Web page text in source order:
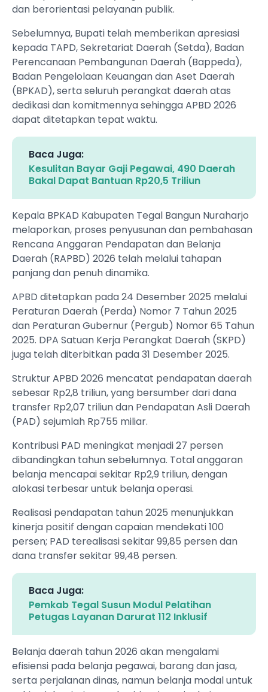
dan berorientasi pelayanan publik.
Sebelumnya, Bupati telah memberikan apresiasi
kepada TAPD, Sekretariat Daerah (Setda), Badan
Perencanaan Pembangunan Daerah (Bappeda),
Badan Pengelolaan Keuangan dan Aset Daerah
(BPKAD), serta seluruh perangkat daerah atas
dedikasi dan komitmennya sehingga APBD 2026
dapat ditetapkan tepat waktu.
Baca Juga:
Kesulitan Bayar Gaji Pegawai, 490 Daerah
Bakal Dapat Bantuan Rp20,5 Triliun
Kepala BPKAD Kabupaten Tegal Bangun Nuraharjo
melaporkan, proses penyusunan dan pembahasan
Rencana Anggaran Pendapatan dan Belanja
Daerah (RAPBD) 2026 telah melalui tahapan
panjang dan penuh dinamika.
APBD ditetapkan pada 24 Desember 2025 melalui
Peraturan Daerah (Perda) Nomor 7 Tahun 2025
dan Peraturan Gubernur (Pergub) Nomor 65 Tahun
2025. DPA Satuan Kerja Perangkat Daerah (SKPD)
juga telah diterbitkan pada 31 Desember 2025.
Struktur APBD 2026 mencatat pendapatan daerah
sebesar Rp2,8 triliun, yang bersumber dari dana
transfer Rp2,07 triliun dan Pendapatan Asli Daerah
(PAD) sejumlah Rp755 miliar.
Kontribusi PAD meningkat menjadi 27 persen
dibandingkan tahun sebelumnya. Total anggaran
belanja mencapai sekitar Rp2,9 triliun, dengan
alokasi terbesar untuk belanja operasi.
Realisasi pendapatan tahun 2025 menunjukkan
kinerja positif dengan capaian mendekati 100
persen; PAD terealisasi sekitar 99,85 persen dan
dana transfer sekitar 99,48 persen.
Baca Juga:
Pemkab Tegal Susun Modul Pelatihan
Petugas Layanan Darurat 112 Inklusif
Belanja daerah tahun 2026 akan mengalami
efisiensi pada belanja pegawai, barang dan jasa,
serta perjalanan dinas, namun belanja modal untuk